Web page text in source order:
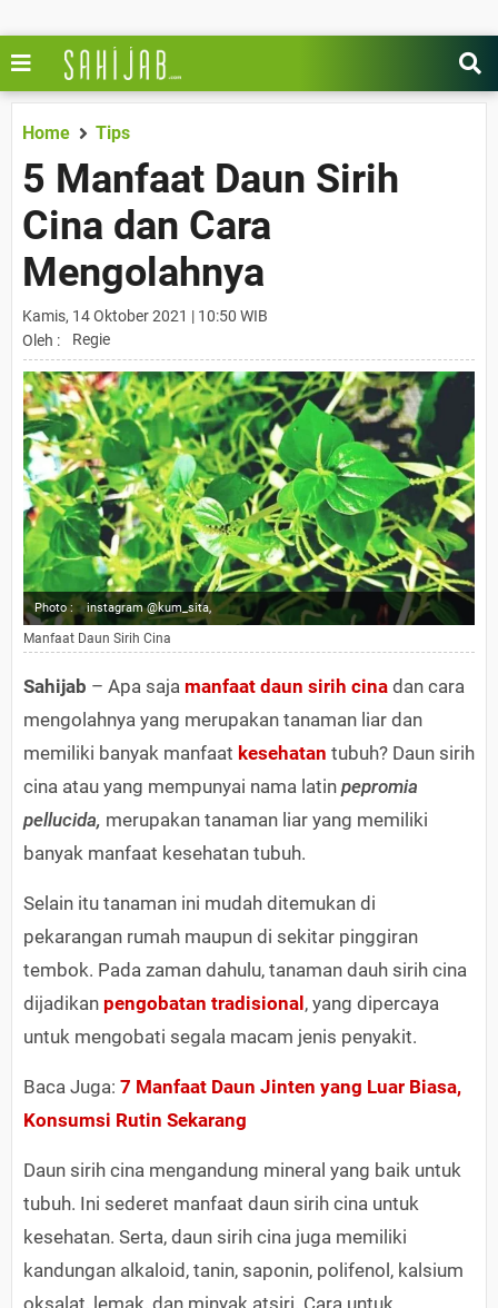
Home Tips
5 Manfaat Daun Sirih
Cina dan Cara
Mengolahnya
Kamis, 14 Oktober 2021 | 10:50 WIB
Oleh :
Regie
Photo : instagram @kum_sita,
Manfaat Daun Sirih Cina
Sahijab – Apa saja manfaat daun sirih cina dan cara
mengolahnya yang merupakan tanaman liar dan
memiliki banyak manfaat kesehatan tubuh? Daun sirih
cina atau yang mempunyai nama latin pepromia
pellucida, merupakan tanaman liar yang memiliki
banyak manfaat kesehatan tubuh.
Selain itu tanaman ini mudah ditemukan di
pekarangan rumah maupun di sekitar pinggiran
tembok. Pada zaman dahulu, tanaman dauh sirih cina
dijadikan pengobatan tradisional , yang dipercaya
untuk mengobati segala macam jenis penyakit.
Baca Juga: 7 Manfaat Daun Jinten yang Luar Biasa,
Konsumsi Rutin Sekarang
Daun sirih cina mengandung mineral yang baik untuk
tubuh. Ini sederet manfaat daun sirih cina untuk
kesehatan. Serta, daun sirih cina juga memiliki
kandungan alkaloid, tanin, saponin, polifenol, kalsium